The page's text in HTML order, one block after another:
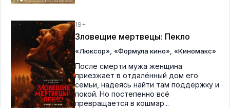
18+
Зловещие мертвецы: Пекло
«Люксор» «Формула кино» «Киномакс»
После смерти мужа женщина
приезжает в отдалённый дом его
семьи, надеясь найти там поддержку и
покой. Но постепенно всё
превращается в кошмар...